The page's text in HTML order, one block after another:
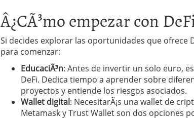
Â¿CÃ³mo empezar con
Si decides explorar las oportunidades que ofrece
para comenzar:
EducaciÃ³n: Antes de invertir un solo euro,
DeFi. Dedica tiempo a aprender sobre
proyectos y entiende los riesgos asociados.
Wallet digital: NecesitarÃ¡s una wallet de
Metamask y Trust Wallet son dos opciones